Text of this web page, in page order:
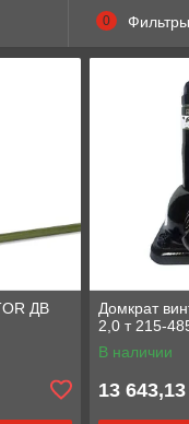
0 Фильтры
ДВ
Домкрат
2,0 т 215-
В наличии
13 643,13